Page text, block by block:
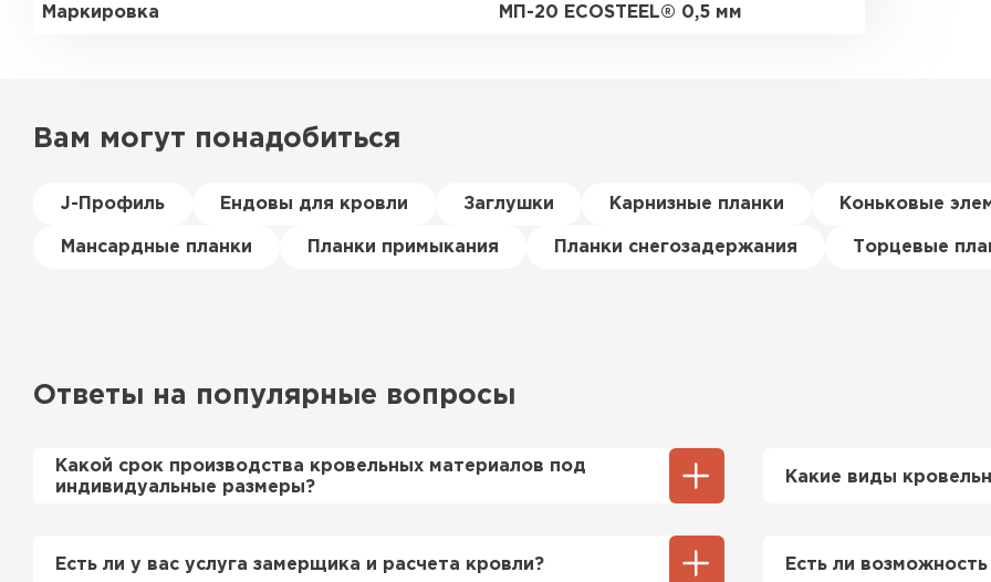
Маркировка МП-20 ECOSTEEL® 0,5 мм
Вам могут понадобиться
J-Профиль Ендовы для кровли Заглушки Карнизные планки Коньковые
Мансардные планки Планки примыкания Планки снегозадержания Торцевые
Ответы на популярные вопросы
Какой срок производства кровельных материалов под
индивидуальные размеры?
профнастила 1-2 дня. Производственные мощности позволяют
нам производить более 700 м2 в день.
Есть ли у вас услуга замерщика и расчета кровли?
Какие виды
включая
Есть ли